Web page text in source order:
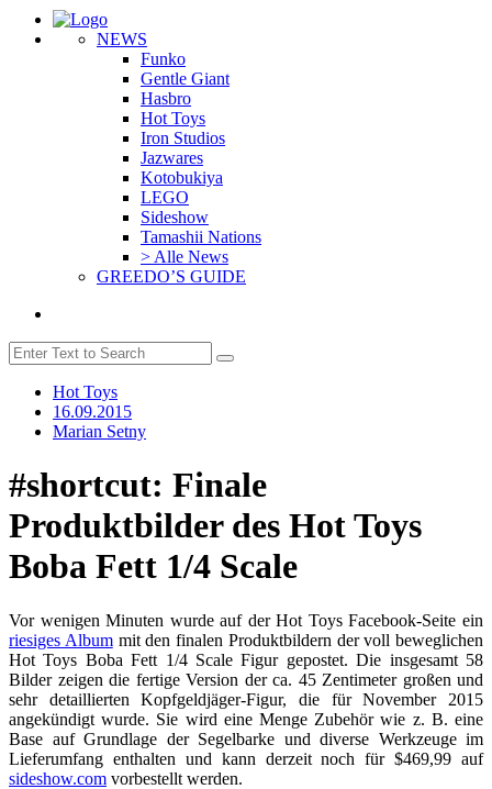
NEWS
Funko
Gentle Giant
Hasbro
Hot Toys
Iron Studios
Jazwares
Kotobukiya
LEGO
Sideshow
Tamashii Nations
> Alle News
GREEDO’S GUIDE
Hot Toys
16.09.2015
Marian Setny
#shortcut: Finale
Produktbilder des Hot Toys
Boba Fett 1/4 Scale
Vor wenigen Minuten wurde auf der Hot Toys Facebook-Seite ein
riesiges Albummit den finalen Produktbildern der voll beweglichen
Hot Toys Boba Fett 1/4 Scale Figur gepostet. Die insgesamt 58
Bilder zeigen die fertige Version der ca. 45 Zentimeter großen und
sehr detaillierten Kopfgeldjäger-Figur, die für November 2015
angekündigt wurde. Sie wird eine Menge Zubehör wie z. B. eine
Base auf Grundlage der Segelbarke und diverse Werkzeuge im
Lieferumfang enthalten und kann derzeit noch für $469,99 auf
sideshow.com vorbestellt werden.